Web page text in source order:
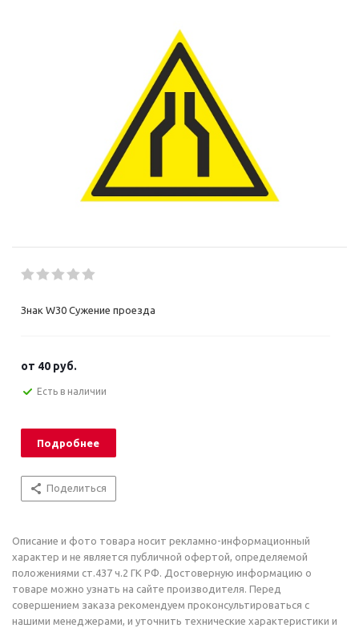
Знак W30 Сужение проезда
от 40 руб.
Есть в наличии
Подробнее
Поделиться
Описание и фото товара носит рекламно-информационный
характер и не является публичной офертой, определяемой
положениями ст.437 ч.2 ГК РФ. Достоверную информацию о
товаре можно узнать на сайте производителя. Перед
совершением заказа рекомендуем проконсультироваться с
нашими менеджерами, и уточнить технические характеристики и